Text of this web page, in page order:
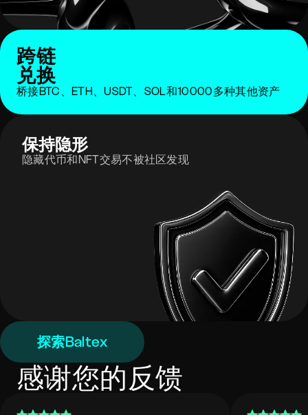
跨链
兑换
桥接BTC、ETH、USDT、SOL和10000多种其他资产
保持隐形
隐藏代币和NFT交易不被社区发现
探索Baltex
感谢您的反馈